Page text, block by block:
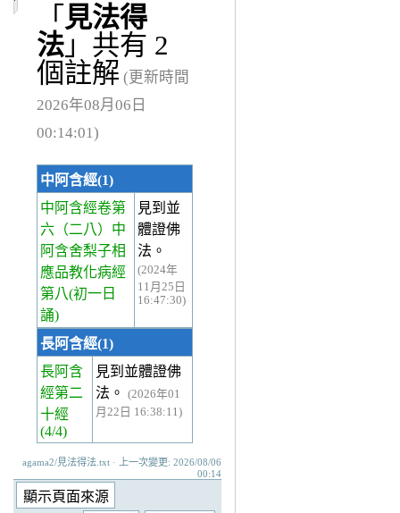
「 見法得
法 」共有 2
個註解 (更新時間
2026年08月06日
00:14:01)
中阿含經(1)
中阿含經卷第
六 （二八）中
阿含舍梨子相
應品教化病經
第八(初一日
誦)
見到並
體證佛
法。
(2024年
11月25日
16:47:30)
長阿含經(1)
長阿含
經第二
十經
(4/4)
見到並體證佛
法。
(2026年01
月22日 16:38:11)
agama2/見法得法.txt · 上一次變更: 2026/08/06
00:14